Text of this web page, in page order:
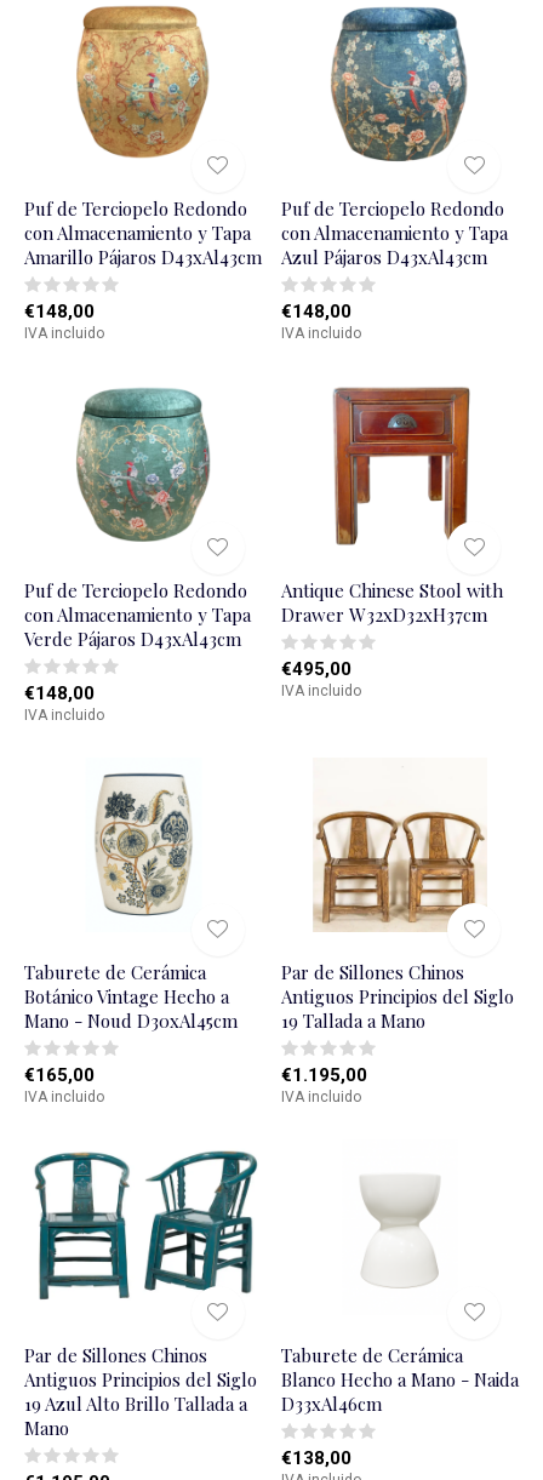
Puf de Terciopelo Redondo
con Almacenamiento y Tapa
Amarillo Pájaros D43xAl43cm
€148,00
IVA incluido
Puf de Terciopelo Redondo
con Almacenamiento y Tapa
Azul Pájaros D43xAl43cm
€148,00
IVA incluido
Puf de Terciopelo Redondo
con Almacenamiento y Tapa
Verde Pájaros D43xAl43cm
€148,00
IVA incluido
Antique Chinese Stool with
Drawer W32xD32xH37cm
€495,00
IVA incluido
Taburete de Cerámica
Botánico Vintage Hecho a
Mano - Noud D30xAl45cm
€165,00
IVA incluido
Par de Sillones Chinos
Antiguos Principios del Siglo
19 Tallada a Mano
€1.195,00
IVA incluido
Par de Sillones Chinos
Antiguos Principios del Siglo
19 Azul Alto Brillo Tallada a
Mano
Taburete de Cerámica
Blanco Hecho a Mano - Naida
D33xAl46cm
€138,00